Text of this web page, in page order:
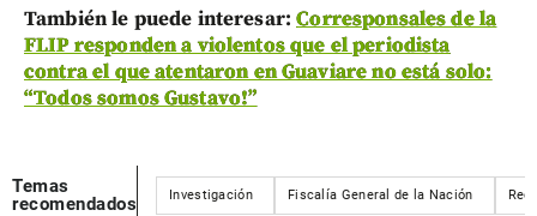
También le puede interesar:Corresponsales de la
FLIP responden a violentos que el periodista
contra el que atentaron en Guaviare no está solo:
“Todos somos Gustavo!”
Temas
recomendados
Investigación Fiscalía General de la Nación